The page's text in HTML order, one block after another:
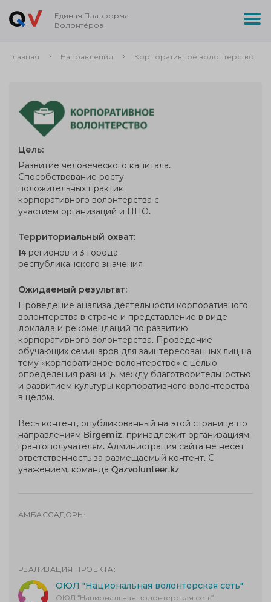
Единая Платформа
Волонтёров
Главная Направления Корпоративное волонтерство
Цель:
Развитие человеческого капитала.
Способствование росту
положительных практик
корпоративного волонтерства с
участием организаций и НПО.
Территориальный охват:
14 регионов и 3 города
республиканского значения
Ожидаемый результат:
Проведение анализа деятельности корпоративного
волонтерства в стране и представление в виде
доклада и рекомендаций по развитию
корпоративного волонтерства. Проведение
обучающих семинаров для заинтересованных лиц на
тему «корпоративное волонтерство» с целью
определения разницы между благотворительностью
и развитием культуры корпоративного волонтерства
в целом.
Весь контент, опубликованный на этой странице по
направлениям Birgemiz, принадлежит организациям-
грантополучателям. Администрация сайта не несет
ответственность за размещаемый контент. С
уважением, команда Qazvolunteer.kz
АМБАССАДОРЫ:
РЕАЛИЗАЦИЯ ПРОЕКТА:
ОЮЛ "Национальная волонтерская сеть"
ОЮЛ "Национальная волонтерская сеть"